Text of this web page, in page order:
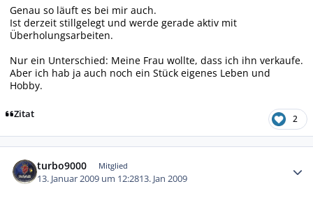
Genau so läuft es bei mir auch.
Ist derzeit stillgelegt und werde gerade aktiv mit
Überholungsarbeiten.
Nur ein Unterschied: Meine Frau wollte, dass ich ihn verkaufe.
Aber ich hab ja auch noch ein Stück eigenes Leben und
Hobby.
Zitat 2
turbo9000 Mitglied
13. Januar 2009 um 12:2813. Jan 2009